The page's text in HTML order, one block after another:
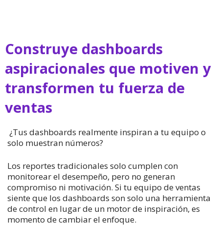
Construye dashboards
aspiracionales que motiven y
transformen tu fuerza de
ventas
¿Tus dashboards realmente inspiran a tu equipo o
solo muestran números?
Los reportes tradicionales solo cumplen con
monitorear el desempeño, pero no generan
compromiso ni motivación. Si tu equipo de ventas
siente que los dashboards son solo una herramienta
de control en lugar de un motor de inspiración, es
momento de cambiar el enfoque.